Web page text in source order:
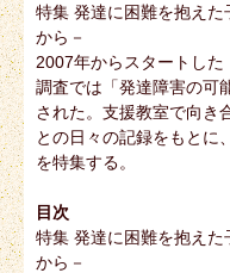
特集 発達に困難を抱え
から－
2007年からスタートし
調査では「発達障害の可
された。支援教室で向き
との日々の記録をもとに
を特集する。
目次
特集 発達に困難を抱え
から－